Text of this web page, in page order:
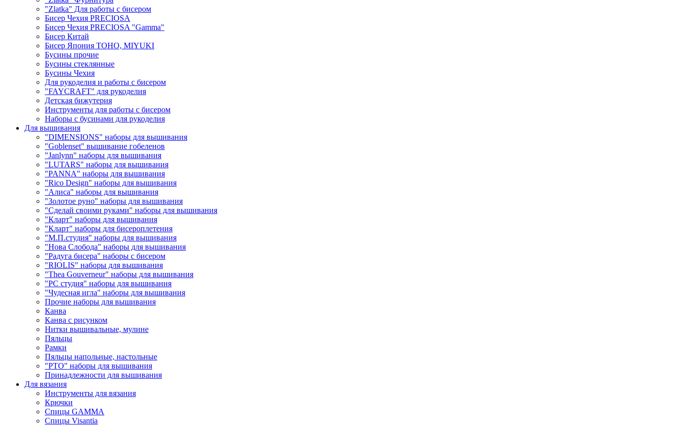
"Zlatka" Для работы с бисером
Бисер Чехия PRECIOSA
Бисер Чехия PRECIOSA "Gamma"
Бисер Китай
Бисер Япония TOHO, MIYUKI
Бусины прочие
Бусины стеклянные
Бусины Чехия
Для рукоделия и работы с бисером
"FAYCRAFT" для рукоделия
Детская бижутерия
Инструменты для работы с бисером
Наборы с бусинами для рукоделия
Для вышивания
"DIMENSIONS" наборы для вышивания
"Goblenset" вышивание гобеленов
"Janlynn" наборы для вышивания
"LUTARS" наборы для вышивания
"PANNA" наборы для вышивания
"Rico Design" наборы для вышивания
"Алиса" наборы для вышивания
"Золотое руно" наборы для вышивания
"Сделай своими руками" наборы для вышивания
"Кларт" наборы для вышивания
"Кларт" наборы для бисероплетения
"М.П.студия" наборы для вышивания
"Нова Слобода" наборы для вышивания
"Радуга бисера" наборы с бисером
"RIOLIS" наборы для вышивания
"Thea Gouverneur" наборы для вышивания
"РС студия" наборы для вышивания
"Чудесная игла" наборы для вышивания
Прочие наборы для вышивания
Канва
Канва с рисунком
Нитки вышивальные, мулине
Пяльцы
Рамки
Пяльцы напольные, настольные
"РТО" наборы для вышивания
Принадлежности для вышивания
Для вязания
Инструменты для вязания
Крючки
Спицы GAMMA
Спицы Visantia